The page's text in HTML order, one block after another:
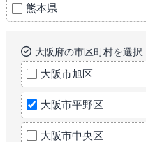
熊本県
大阪府の市区町村を選択
大阪市旭区
大阪市平野区
大阪市中央区